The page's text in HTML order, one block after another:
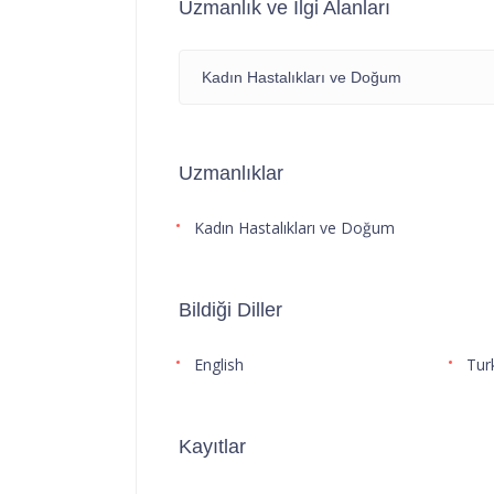
Uzmanlık ve İlgi Alanları
Kadın Hastalıkları ve Doğum
Uzmanlıklar
Kadın Hastalıkları ve Doğum
Bildiği Diller
English
Kayıtlar